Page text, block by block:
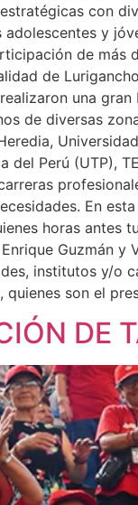
con
y
de más
de
una
de diversas
del Perú (UTP),
En
horas antes
Guzmán y
institutos y/o
quienes son el
DE